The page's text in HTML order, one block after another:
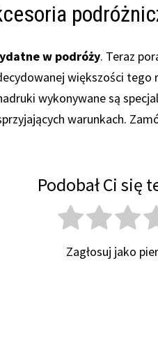
w podróży. Teraz
większości tego
wykonywane są
warunkach.
Podobał Ci się
Zagłosuj jako